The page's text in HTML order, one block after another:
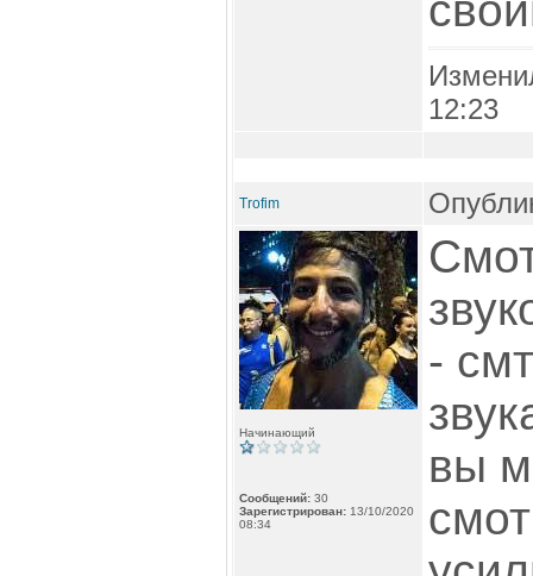
12:23
Trofim
Начинающий
Сообщений: 30
Зарегистрирован: 13/10/2020
08:34
-
вы